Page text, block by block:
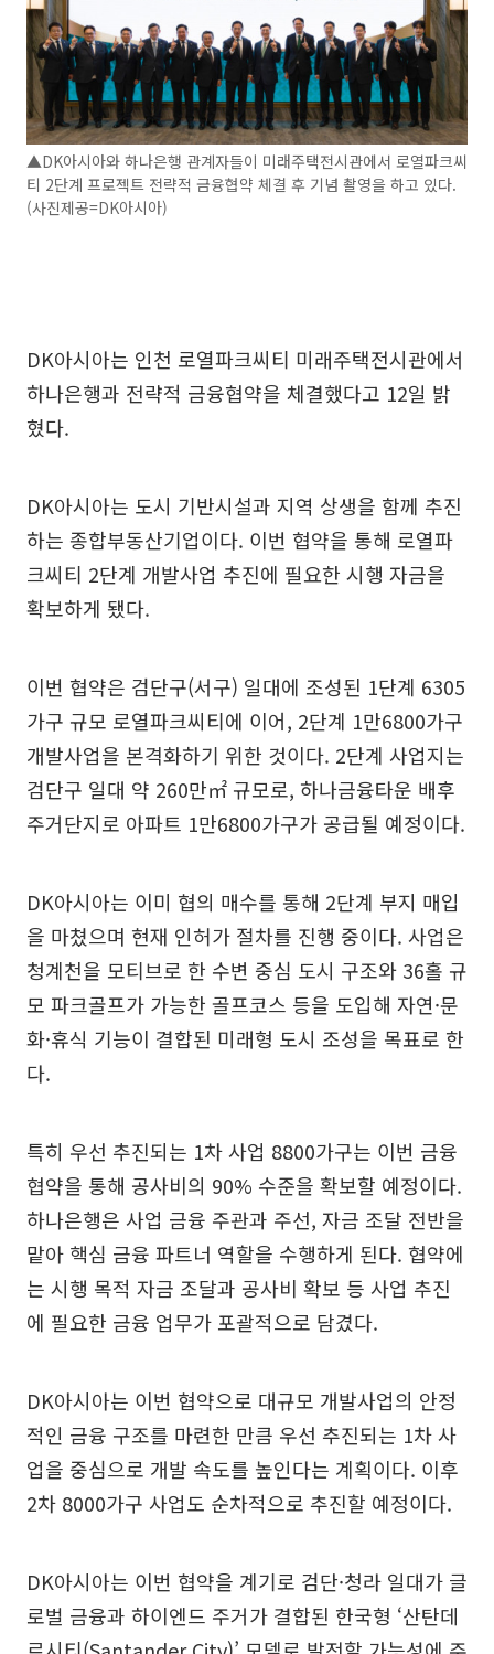
▲DK아시아와 하나은행 관계자들이 미래주택전시관에서 로열파크씨
티 2단계 프로젝트 전략적 금융협약 체결 후 기념 촬영을 하고 있다.
(사진제공=DK아시아)
DK아시아는 인천 로열파크씨티 미래주택전시관에서
하나은행과 전략적 금융협약을 체결했다고 12일 밝
혔다.
DK아시아는 도시 기반시설과 지역 상생을 함께 추진
하는 종합부동산기업이다. 이번 협약을 통해 로열파
크씨티 2단계 개발사업 추진에 필요한 시행 자금을
확보하게 됐다.
이번 협약은 검단구(서구) 일대에 조성된 1단계 6305
가구 규모 로열파크씨티에 이어, 2단계 1만6800가구
개발사업을 본격화하기 위한 것이다. 2단계 사업지는
검단구 일대 약 260만㎡ 규모로, 하나금융타운 배후
주거단지로 아파트 1만6800가구가 공급될 예정이다.
DK아시아는 이미 협의 매수를 통해 2단계 부지 매입
을 마쳤으며 현재 인허가 절차를 진행 중이다. 사업은
청계천을 모티브로 한 수변 중심 도시 구조와 36홀 규
모 파크골프가 가능한 골프코스 등을 도입해 자연·문
화·휴식 기능이 결합된 미래형 도시 조성을 목표로 한
다.
특히 우선 추진되는 1차 사업 8800가구는 이번 금융
협약을 통해 공사비의 90% 수준을 확보할 예정이다.
하나은행은 사업 금융 주관과 주선, 자금 조달 전반을
맡아 핵심 금융 파트너 역할을 수행하게 된다. 협약에
는 시행 목적 자금 조달과 공사비 확보 등 사업 추진
에 필요한 금융 업무가 포괄적으로 담겼다.
DK아시아는 이번 협약으로 대규모 개발사업의 안정
적인 금융 구조를 마련한 만큼 우선 추진되는 1차 사
업을 중심으로 개발 속도를 높인다는 계획이다. 이후
2차 8000가구 사업도 순차적으로 추진할 예정이다.
DK아시아는 이번 협약을 계기로 검단·청라 일대가 글
로벌 금융과 하이엔드 주거가 결합된 한국형 ‘산탄데